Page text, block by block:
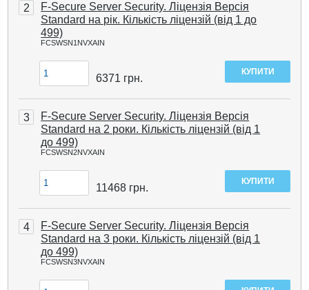
2
F-Secure Server Security. Ліцензія Версія
Standard на рік. Кількість ліцензій (від 1 до
499)
FCSWSN1NVXAIN
6371 грн.
3
F-Secure Server Security. Ліцензія Версія
Standard на 2 роки. Кількість ліцензій (від 1
до 499)
FCSWSN2NVXAIN
11468 грн.
4
F-Secure Server Security. Ліцензія Версія
Standard на 3 роки. Кількість ліцензій (від 1
до 499)
FCSWSN3NVXAIN